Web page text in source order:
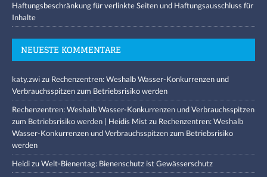
Haftungsbeschränkung für verlinkte Seiten und Haftungsausschluss für
Inhalte
NEUESTE KOMMENTARE
katy.zwizu Rechenzentren: Weshalb Wasser-Konkurrenzen und
Verbrauchsspitzen zum Betriebsrisiko werden
Rechenzentren: Weshalb Wasser-Konkurrenzen und Verbrauchsspitzen
zum Betriebsrisiko werden | Heidis Mistzu Rechenzentren: Weshalb
Wasser-Konkurrenzen und Verbrauchsspitzen zum Betriebsrisiko
werden
HeidizuWelt-Bienentag: Bienenschutz ist Gewässerschutz